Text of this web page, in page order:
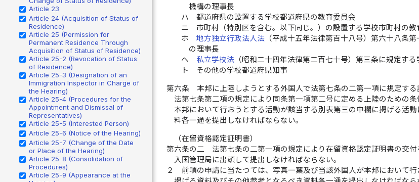
Article 23
Article 24 (Acquisition of Status of
Residence)
Article 25 (Permission for
Permanent Residence Through
Acquisition of Status of Residence)
Article 25-2 (Revocation of Status
of Residence)
Article 25-3 (Designation of an
Immigration Inspector in Charge of
the Hearing)
Article 25-4 (Procedures for the
Appointment and Dismissal of
Representatives)
Article 25-5 (Interested Person)
Article 25-6 (Notice of the Hearing)
Article 25-7 (Change of the Date
or Place of the Hearing)
Article 25-8 (Consolidation of
Procedures)
Article 25-9 (Appearance at the
機構の理事長
ハ
都道府県の設置する学校都道府県の教育委員会
ニ
市町村（特別区を含む。以下同じ。）の設置する学校市町村の教
ホ
地方独立行政法人法 （平成十五年法律第百十八号）第六十八条
の理事長
ヘ
私立学校法 （昭和二十四年法律第二百七十号）第三条に規定す
ト
その他の学校都道府県知事
第六条
本邦に上陸しようとする外国人で法第七条の二第一項に規定す
法第七条第二項の規定により同条第一項第二号に定める上陸のための
本邦において行おうとする活動が該当する別表第三の中欄に掲げる活
料各一通を提出しなければならない。
（在留資格認定証明書）
第六条の二
法第七条の二第一項の規定により在留資格認定証明書の交
入国管理局に出頭して提出しなければならない。
２
前項の申請に当たつては、写真一葉及び当該外国人が本邦において